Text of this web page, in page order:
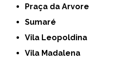
Praça da Arvore
Sumaré
Vila Leopoldina
Vila Madalena